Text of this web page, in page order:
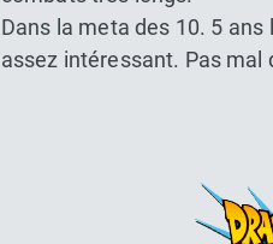
Dans la meta des 10. 5
assez intéressant. Pas mal